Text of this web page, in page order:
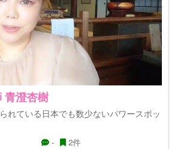
青澄杏樹
れている日本でも数少ないパワースポッ
- 2件